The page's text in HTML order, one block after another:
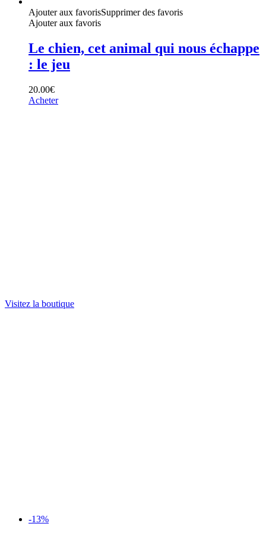
Ajouter aux favorisSupprimer des favoris
Ajouter aux favoris
Le chien, cet animal qui nous échappe
: le jeu
20.00€
Acheter
Visitez la boutique
-13%